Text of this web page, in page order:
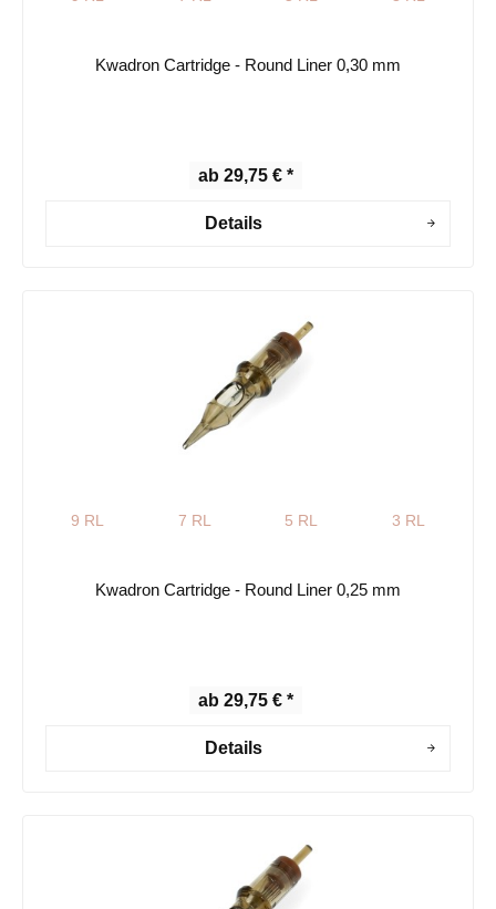
Kwadron Cartridge - Round Liner 0,30 mm
ab 29,75 € *
Details
9 RL 7 RL 5 RL 3 RL
Kwadron Cartridge - Round Liner 0,25 mm
ab 29,75 € *
Details